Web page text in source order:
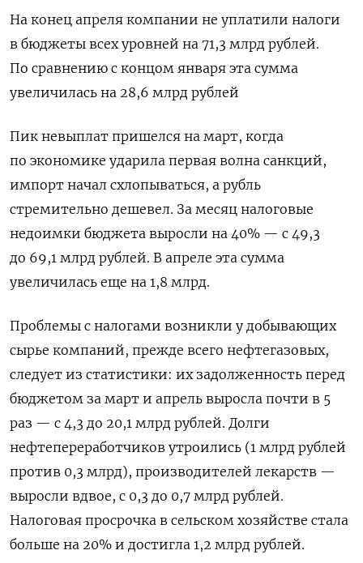
На конец апреля компании не уплатили налоги
в бюджеты всех уровней на 71,3 млрд рублей.
По сравнению с концом января эта сумма
увеличилась на 28,6 млрд рублей
Пик невыплат пришелся на март, когда
по экономике ударила первая волна санкций,
импорт начал схлопываться, а рубль
стремительно дешевел. За месяц налоговые
недоимки бюджета выросли на 40% — с 49,3
до 69,1 млрд рублей. В апреле эта сумма
увеличилась еще на 1,8 млрд.
Проблемы с налогами возникли у добывающих
сырье компаний, прежде всего нефтегазовых,
следует из статистики: их задолженность перед
бюджетом за март и апрель выросла почти в 5
раз — с 4,3 до 20,1 млрд рублей. Долги
нефтепереработчиков утроились (1 млрд рублей
против 0,3 млрд), производителей лекарств —
выросли вдвое, с 0,3 до 0,7 млрд рублей.
Налоговая просрочка в сельском хозяйстве стала
больше на 20% и достигла 1,2 млрд рублей.